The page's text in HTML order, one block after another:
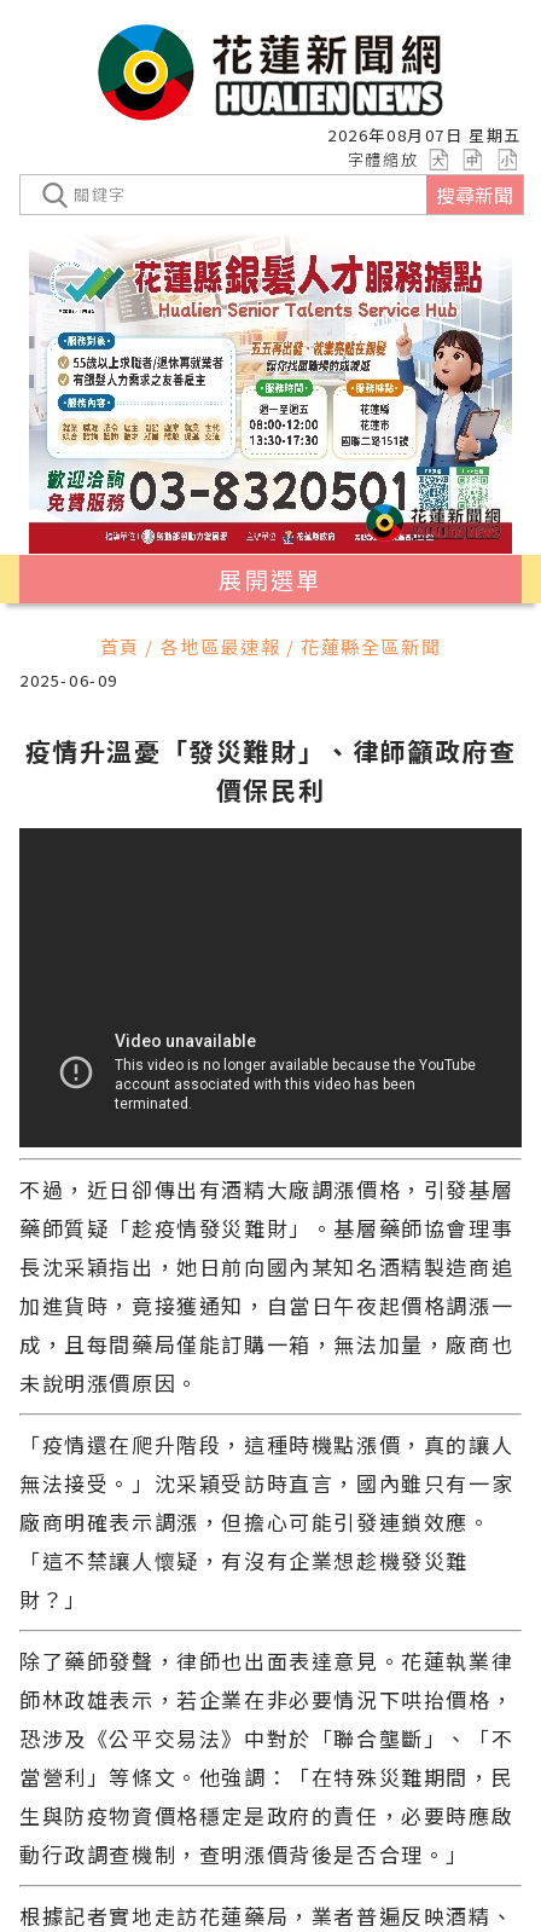
2026年08月07日 星期五
字體縮放
搜尋新聞
展開選單
首頁 / 各地區最速報 / 花蓮縣全區新聞
2025-06-09
疫情升溫憂「發災難財」、律師籲政府查
價保民利
國內COVID-19疫情再度升溫，根據疾管署預
估，本波疫情將於6月底至7月初達到高峰，單週
就診人次恐突破20萬。隨著確診數字攀升，基層
藥局也再度感受到防疫物資的搶購壓力，尤其以
酒精產品最為熱銷。
不過，近日卻傳出有酒精大廠調漲價格，引發基層
藥師質疑「趁疫情發災難財」。基層藥師協會理事
長沈采穎指出，她日前向國內某知名酒精製造商追
加進貨時，竟接獲通知，自當日午夜起價格調漲一
成，且每間藥局僅能訂購一箱，無法加量，廠商也
未說明漲價原因。
「疫情還在爬升階段，這種時機點漲價，真的讓人
無法接受。」沈采穎受訪時直言，國內雖只有一家
廠商明確表示調漲，但擔心可能引發連鎖效應。
「這不禁讓人懷疑，有沒有企業想趁機發災難
財？」
除了藥師發聲，律師也出面表達意見。花蓮執業律
師林政雄表示，若企業在非必要情況下哄抬價格，
恐涉及《公平交易法》中對於「聯合壟斷」、「不
當營利」等條文。他強調：「在特殊災難期間，民
生與防疫物資價格穩定是政府的責任，必要時應啟
動行政調查機制，查明漲價背後是否合理。」
根據記者實地走訪花蓮藥局，業者普遍反映酒精、